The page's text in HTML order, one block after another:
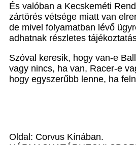
És valóban a Kecskeméti
zártörés vétsége miatt van
de mivel folyamatban lévő
adhatnak részletes
Szóval keresik, hogy van-e
vagy nincs, ha van, Racer-e
hogy egyszerűbb lenne, ha
Oldal: Corvus Kínában.